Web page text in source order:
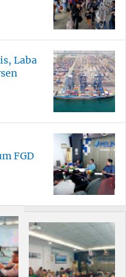
Laba
FGD